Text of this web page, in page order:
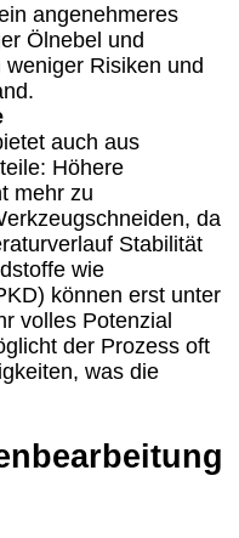
angenehmeres
Ölnebel und
Risiken und
auch aus
Höhere
mehr zu
da
Stabilität
wie
können erst unter
volles Potenzial
der Prozess oft
was die